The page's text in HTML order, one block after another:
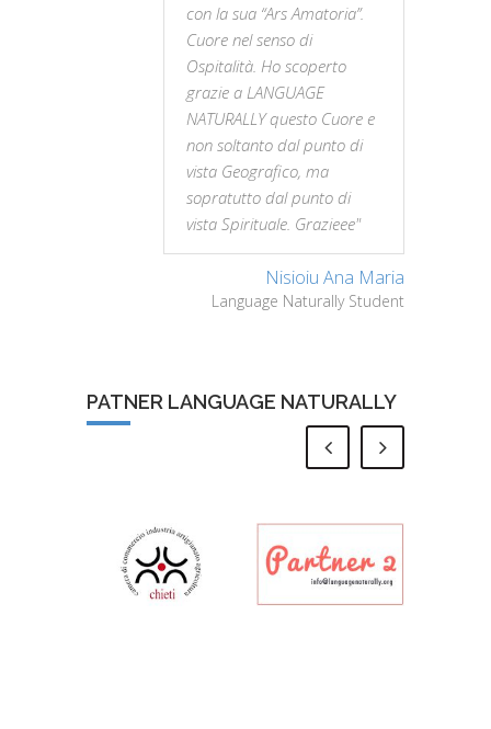
con la sua “Ars Amatoria”.
Cuore nel senso di
Ospitalità. Ho scoperto
grazie a LANGUAGE
NATURALLY questo Cuore e
non soltanto dal punto di
vista Geografico, ma
sopratutto dal punto di
vista Spirituale. Grazieee"
Nisioiu Ana Maria
Language Naturally Student
PATNER LANGUAGE NATURALLY